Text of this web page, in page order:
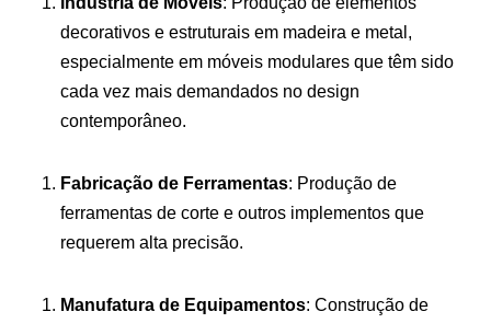
decorativos e estruturais em madeira e metal,
especialmente em móveis modulares que têm sido
cada vez mais demandados no design
contemporâneo.
Fabricação de Ferramentas: Produção de
ferramentas de corte e outros implementos que
requerem alta precisão.
Manufatura de Equipamentos: Construção de